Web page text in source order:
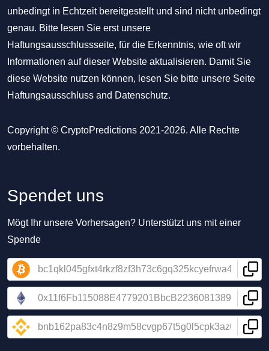
unbedingt in Echtzeit bereitgestellt und sind nicht unbedingt
genau. Bitte lesen Sie erst unsere
Haftungsausschlussseite, für die Erkenntnis, wie oft wir
Informationen auf dieser Website aktualisieren. Damit Sie
diese Website nutzen können, lesen Sie bitte unsere Seite
Haftungsausschluss and Datenschutz.
Copyright © CryptoPredictions 2021-2026. Alle Rechte
vorbehalten.
Spendet uns
Mögt Ihr unsere Vorhersagen? Unterstützt uns mit einer
Spende